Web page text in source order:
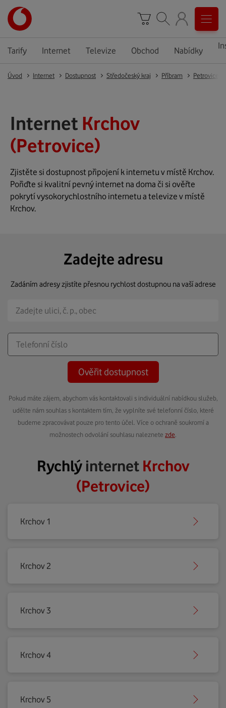
Tarify Internet Televize Obchod Nabídky
Úvod Internet Dostupnost Středočeský kraj Příbram Petrovice
Internet Krchov
(Petrovice)
Zjistěte si dostupnost připojení k internetu v místě Krchov.
Pořiďte si kvalitní pevný internet na doma či si ověřte
pokrytí vysokorychlostního internetu a televize v místě
Krchov.
Zadejte adresu
Zadáním adresy zjistíte přesnou rychlost dostupnou na vaší adrese
Ověřit dostupnost
Pokud máte zájem, abychom vás kontaktovali s individuální nabídkou služeb,
udělte nám souhlas s kontaktem tím, že vyplníte své telefonní číslo, které
budeme zpracovávat pouze pro tento účel. Více o ochraně soukromí a
možnostech odvolání souhlasu naleznete zde
Rychlýinternet Krchov
(Petrovice)
Krchov 1
Krchov 2
Krchov 3
Krchov 4
Krchov 5